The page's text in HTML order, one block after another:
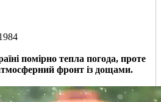
помірно тепла погода, проте
фронт із дощами.